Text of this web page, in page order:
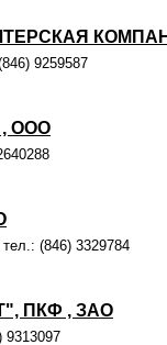
9259587
ООО
(846) 3329784
ПКФ , ЗАО
9313097